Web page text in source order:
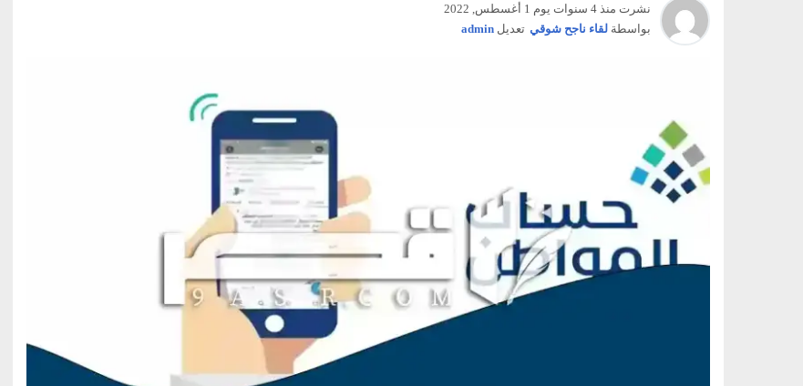
نشرت منذ 4 سنوات يوم 1 أغسطس, 2022
بواسطة لقاء ناجح شوقي تعديل admin